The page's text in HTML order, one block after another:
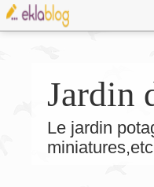
Jardin
Le jardin